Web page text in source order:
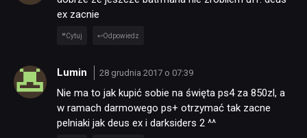
ex zacnie
Cytuj Odpowiedz
Lumin 28 grudnia 2017 o 07:39
Nie ma to jak kupić sobie na święta ps4 za 850zl, a
w ramach darmowego ps+ otrzymać tak zacne
pelniaki jak deus ex i darksiders 2 ^^